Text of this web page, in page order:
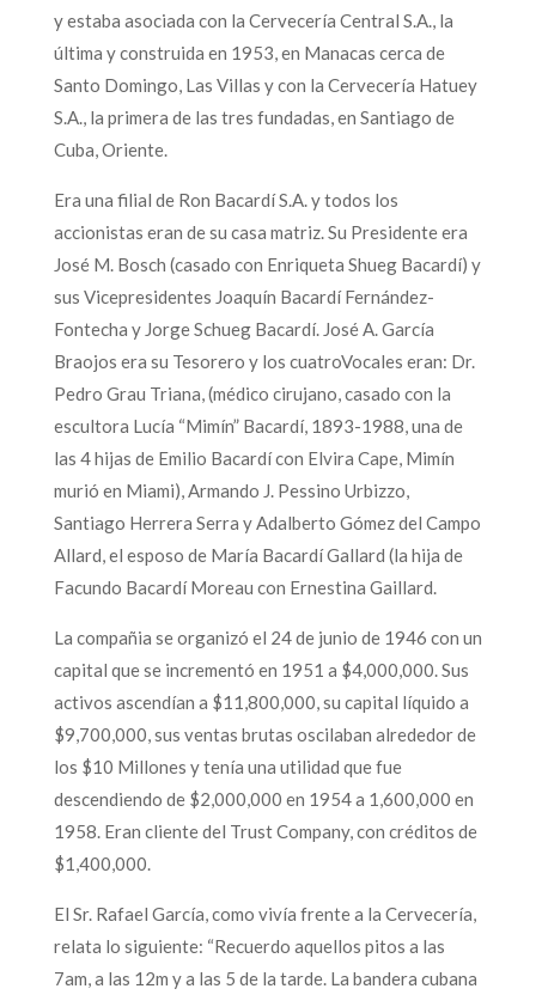
y estaba asociada con la Cervecería Central S.A., la
última y construida en 1953, en Manacas cerca de
Santo Domingo, Las Villas y con la Cervecería Hatuey
S.A., la primera de las tres fundadas, en Santiago de
Cuba, Oriente.
Era una filial de Ron Bacardí S.A. y todos los
accionistas eran de su casa matriz. Su Presidente era
José M. Bosch (casado con Enriqueta Shueg Bacardí) y
sus Vicepresidentes Joaquín Bacardí Fernández-
Fontecha y Jorge Schueg Bacardí. José A. García
Braojos era su Tesorero y los cuatroVocales eran: Dr.
Pedro Grau Triana, (médico cirujano, casado con la
escultora Lucía “Mimín” Bacardí, 1893-1988, una de
las 4 hijas de Emilio Bacardí con Elvira Cape, Mimín
murió en Miami), Armando J. Pessino Urbizzo,
Santiago Herrera Serra y Adalberto Gómez del Campo
Allard, el esposo de María Bacardí Gallard (la hija de
Facundo Bacardí Moreau con Ernestina Gaillard.
La compañia se organizó el 24 de junio de 1946 con un
capital que se incrementó en 1951 a $4,000,000. Sus
activos ascendían a $11,800,000, su capital líquido a
$9,700,000, sus ventas brutas oscilaban alrededor de
los $10 Millones y tenía una utilidad que fue
descendiendo de $2,000,000 en 1954 a 1,600,000 en
1958. Eran cliente del Trust Company, con créditos de
$1,400,000.
El Sr. Rafael García, como vivía frente a la Cervecería,
relata lo siguiente: “Recuerdo aquellos pitos a las
7am, a las 12m y a las 5 de la tarde. La bandera cubana